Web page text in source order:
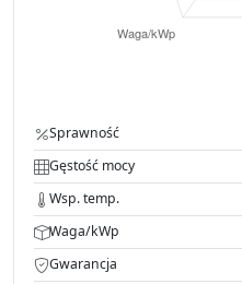
Sprawność
Gęstość mocy
Wsp. temp.
Waga/kWp
Gwarancja